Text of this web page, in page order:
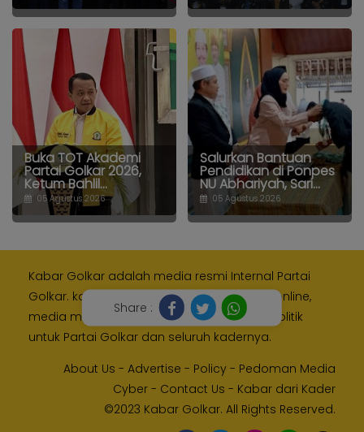
Share :
Buka TOT Akademi
Partai Golkar 2026,
Ketum Bahlil...
05 Agustus 2026
Salurkan Bantuan
Pendidikan di Ponpes
NU Abhariyah, Sari...
05 Agustus 2026
Kabar Golkar adalah media resmi Internal Partai
Golkar. kami memberikan layanan media online,
media monitoring dan kampanye digital politik
untuk Partai Golkar dan seluruh kadernya.
About Us - Advertise - Policy - Pedoman Media
Cyber - Contact Us - Kabar dari Kader
©2023 Kabar Golkar. All Rights Reserved.